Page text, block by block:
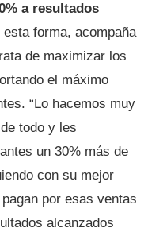
a resultados
esta forma, acompaña
de maximizar los
el máximo
“Lo hacemos muy
todo y les
un 30% más de
con su mejor
por esas ventas
alcanzados